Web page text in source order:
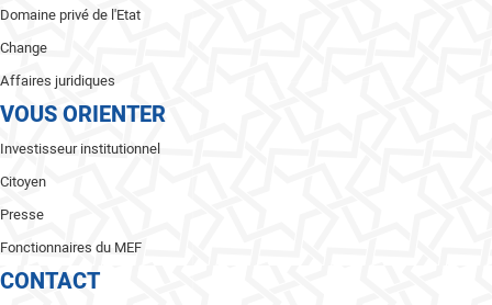
Domaine privé de l'Etat
Change
Affaires juridiques
VOUS ORIENTER
Investisseur institutionnel
Citoyen
Presse
Fonctionnaires du MEF
CONTACT